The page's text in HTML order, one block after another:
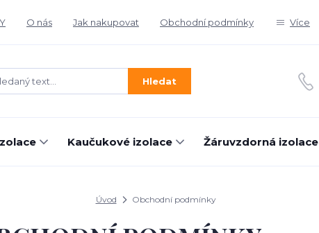
O nás Jak nakupovat Obchodní podmínky Více
Hledat
Kaučukové izolace Žáruvzdorná izolace
Úvod Obchodní podmínky